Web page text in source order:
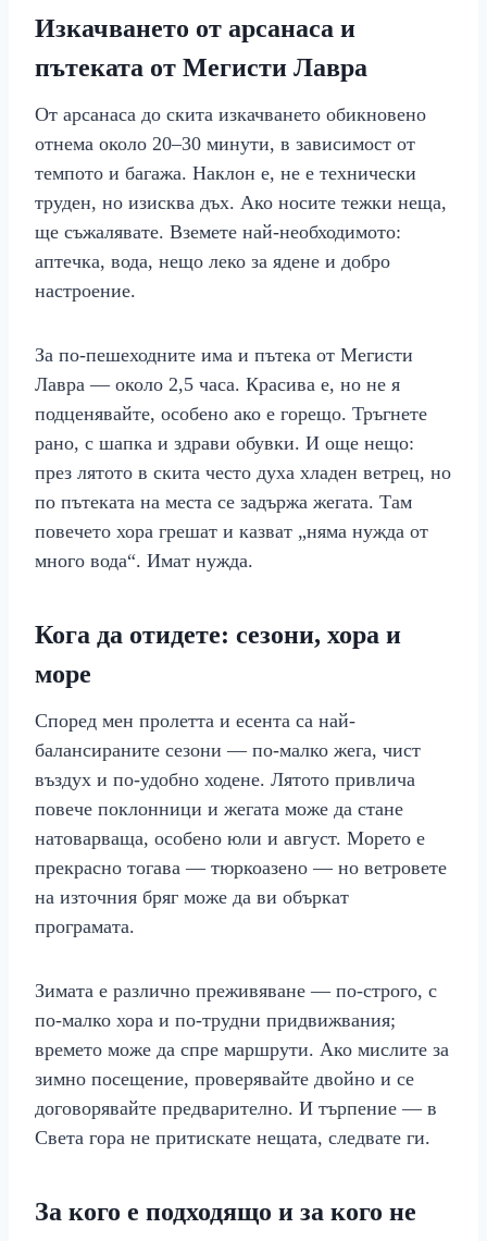
Изкачването от арсанаса и
пътеката от Мегисти Лавра
От арсанаса до скита изкачването обикновено
отнема около 20–30 минути, в зависимост от
темпото и багажа. Наклон е, не е технически
труден, но изисква дъх. Ако носите тежки неща,
ще съжалявате. Вземете най-необходимото:
аптечка, вода, нещо леко за ядене и добро
настроение.
За по-пешеходните има и пътека от Мегисти
Лавра — около 2,5 часа. Красива е, но не я
подценявайте, особено ако е горещо. Тръгнете
рано, с шапка и здрави обувки. И още нещо:
през лятото в скита често духа хладен ветрец, но
по пътеката на места се задържа жегата. Там
повечето хора грешат и казват „няма нужда от
много вода“. Имат нужда.
Кога да отидете: сезони, хора и
море
Според мен пролетта и есента са най-
балансираните сезони — по-малко жега, чист
въздух и по-удобно ходене. Лятото привлича
повече поклонници и жегата може да стане
натоварваща, особено юли и август. Морето е
прекрасно тогава — тюркоазено — но ветровете
на източния бряг може да ви объркат
програмата.
Зимата е различно преживяване — по-строго, с
по-малко хора и по-трудни придвижвания;
времето може да спре маршрути. Ако мислите за
зимно посещение, проверявайте двойно и се
договорявайте предварително. И търпение — в
Света гора не притискате нещата, следвате ги.
За кого е подходящо и за кого не